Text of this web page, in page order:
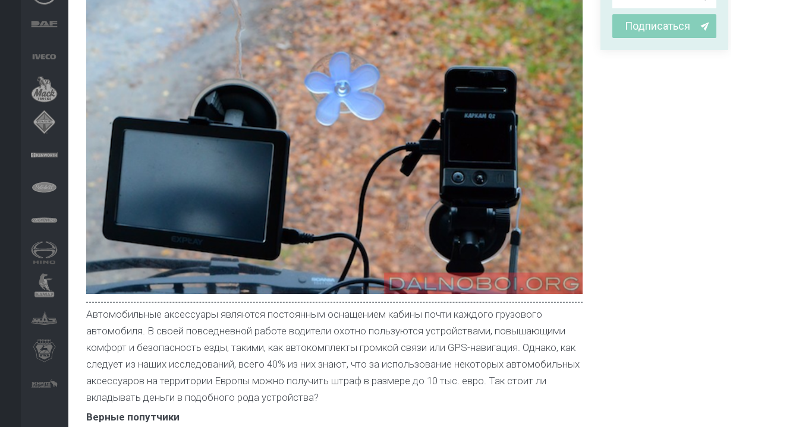
Автомобильные аксессуары являются постоянным оснащением кабины почти каждого грузового
автомобиля. В своей повседневной работе водители охотно пользуются устройствами, повышающими
комфорт и безопасность езды, такими, как автокомплекты громкой связи или GPS-навигация. Однако, как
следует из наших исследований, всего 40% из них знают, что за использование некоторых автомобильных
аксессуаров на территории Европы можно получить штраф в размере до 10 тыс. евро. Так стоит ли
вкладывать деньги в подобного рода устройства?
Верные попутчики
Подписаться